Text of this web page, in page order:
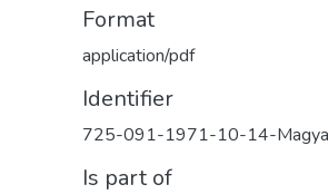
Format
application/pdf
Identifier
725-091-1971-10-14-
Is part of